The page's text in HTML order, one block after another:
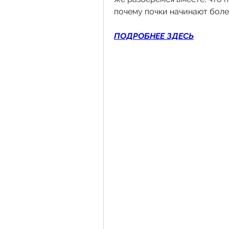
почему почки начинают
ПОДРОБНЕЕ ЗДЕСЬ